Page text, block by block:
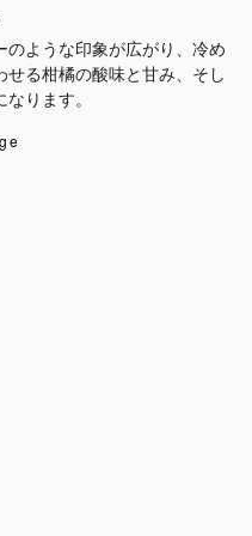
ような印象が広がり、冷め
る柑橘の酸味と甘み、そし
ります。